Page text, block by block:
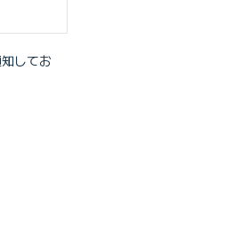
してお